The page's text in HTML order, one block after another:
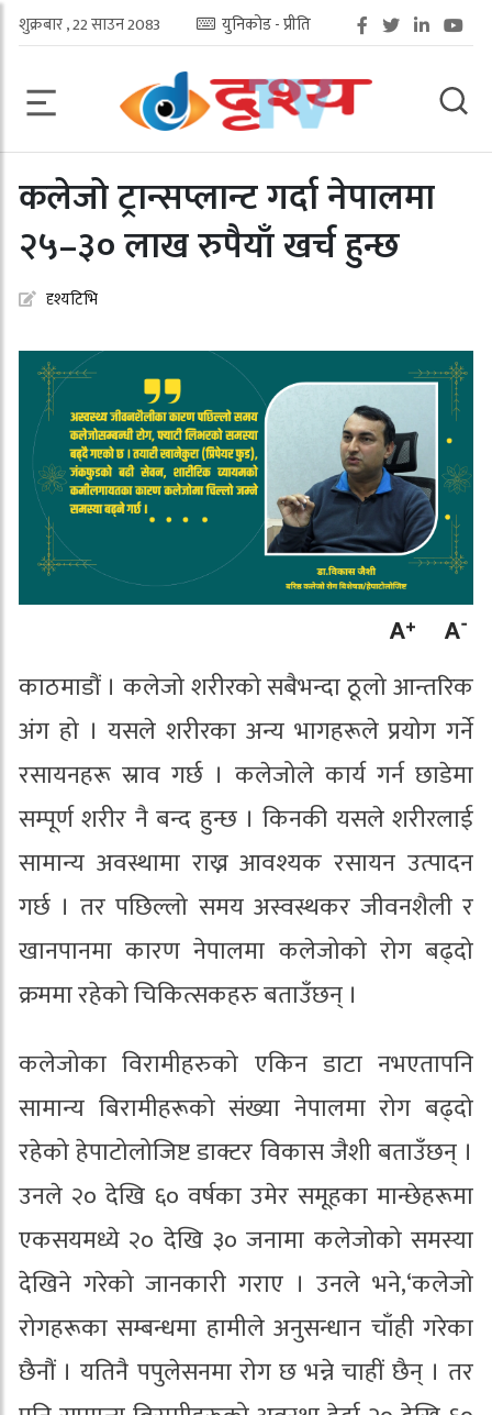
शुक्रबार , 22 साउन 2083 युनिकोड - प्रीति
कलेजो ट्रान्सप्लान्ट गर्दा नेपालमा
२५–३० लाख रुपैयाँ खर्च हुन्छ
दृश्यटिभि
काठमाडौं । कलेजो शरीरको सबैभन्दा ठूलो आन्तरिक
अंग हो । यसले शरीरका अन्य भागहरूले प्रयोग गर्ने
रसायनहरू स्राव गर्छ । कलेजोले कार्य गर्न छाडेमा
सम्पूर्ण शरीर नै बन्द हुन्छ । किनकी यसले शरीरलाई
सामान्य अवस्थामा राख्न आवश्यक रसायन उत्पादन
गर्छ । तर पछिल्लो समय अस्वस्थकर जीवनशैली र
खानपानमा कारण नेपालमा कलेजोको रोग बढ्दो
क्रममा रहेको चिकित्सकहरु बताउँछन् ।
कलेजोका विरामीहरुको एकिन डाटा नभएतापनि
सामान्य बिरामीहरूको संख्या नेपालमा रोग बढ्दो
रहेको हेपाटोलोजिष्ट डाक्टर विकास जैशी बताउँछन् ।
उनले २० देखि ६० वर्षका उमेर समूहका मान्छेहरूमा
एकसयमध्ये २० देखि ३० जनामा कलेजोको समस्या
देखिने गरेको जानकारी गराए । उनले भने,‘कलेजो
रोगहरूका सम्बन्धमा हामीले अनुसन्धान चाँही गरेका
छैनौं । यतिनै पपुलेसनमा रोग छ भन्ने चाहीं छैन् । तर